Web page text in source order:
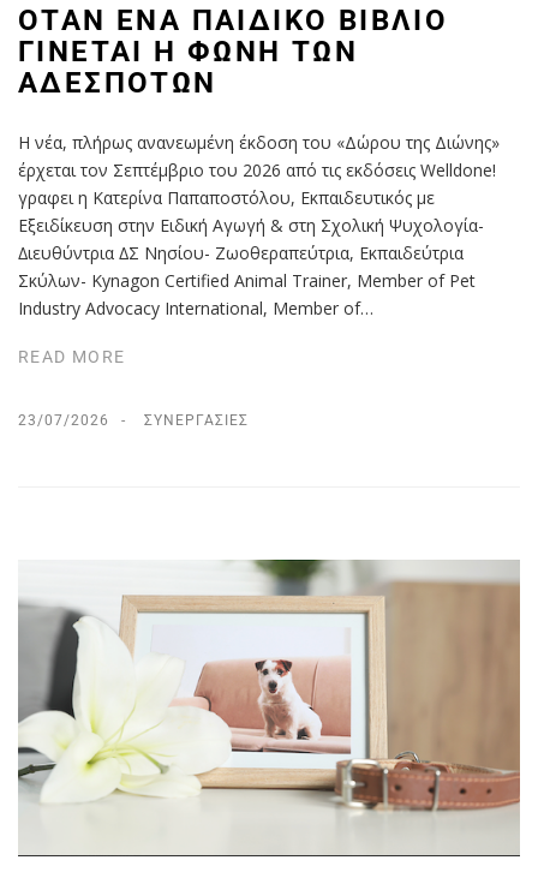
ΌΤΑΝ ΈΝΑ ΠΑΙΔΙΚΌ ΒΙΒΛΊΟ
ΓΊΝΕΤΑΙ Η ΦΩΝΉ ΤΩΝ
ΑΔΈΣΠΟΤΩΝ
Η νέα, πλήρως ανανεωμένη έκδοση του «Δώρου της Διώνης»
έρχεται τον Σεπτέμβριο του 2026 από τις εκδόσεις Welldone!
γραφει η Κατερίνα Παπαποστόλου, Εκπαιδευτικός µε
Εξειδίκευση στην Ειδική Αγωγή & στη Σχολική Ψυχολογία-
∆ιευθύντρια ∆Σ Νησίου- Ζωοθεραπεύτρια, Εκπαιδεύτρια
Σκύλων- Kynagon Certified Animal Trainer, Member of Pet
Industry Advocacy International, Member of…
READ MORE
23/07/2026 ΣΥΝΕΡΓΑΣΊΕΣ